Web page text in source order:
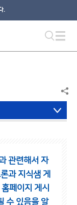
.
관련해서 자
과 지식샘 게
페이지 게시
수 있음을 알